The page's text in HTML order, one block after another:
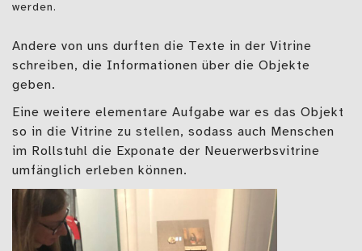
werden.
Andere von uns durften die Texte in der Vitrine
schreiben, die Informationen über die Objekte
geben.
Eine weitere elementare Aufgabe war es das Objekt
so in die Vitrine zu stellen, sodass auch Menschen
im Rollstuhl die Exponate der Neuerwerbsvitrine
umfänglich erleben können.